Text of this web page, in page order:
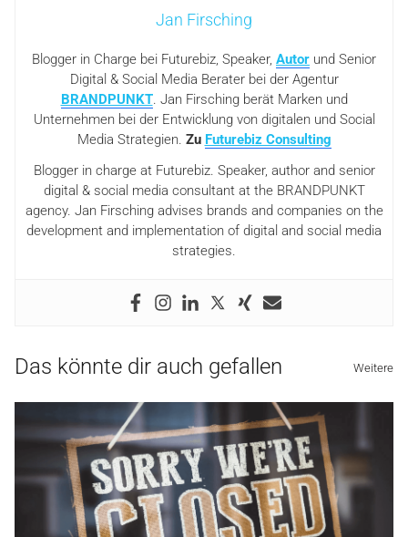
Jan Firsching
Blogger in Charge bei Futurebiz, Speaker, Autor und Senior
Digital & Social Media Berater bei der Agentur
BRANDPUNKT. Jan Firsching berät Marken und
Unternehmen bei der Entwicklung von digitalen und Social
Media Strategien. Zu Futurebiz Consulting
Blogger in charge at Futurebiz. Speaker, author and senior
digital & social media consultant at the BRANDPUNKT
agency. Jan Firsching advises brands and companies on the
development and implementation of digital and social media
strategies.
Das könnte dir auch gefallen Weitere